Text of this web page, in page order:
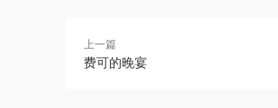
上一篇
费可的晚宴